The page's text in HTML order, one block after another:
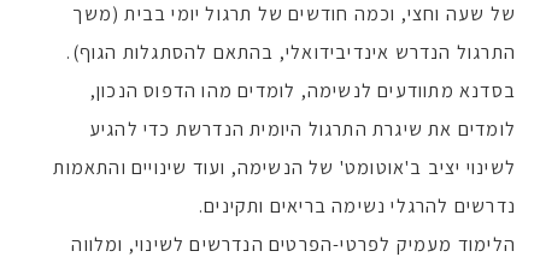
של שעה וחצי, וכמה חודשים של תרגול יומי בבית (משך
התרגול הנדרש אינדיבידואלי, בהתאם להסתגלות הגוף).
בסדנא מתוודעים לנשימה, לומדים מהו הדפוס הנכון,
לומדים את שיגרת התרגול היומית הנדרשת כדי להגיע
לשינוי יציב ב'אוטומט' של הנשימה, ועוד שינויים והתאמות
נדרשים להרגלי נשימה בריאים ותקינים.
הלימוד מעמיק לפרטי-הפרטים הנדרשים לשינוי, ומלווה